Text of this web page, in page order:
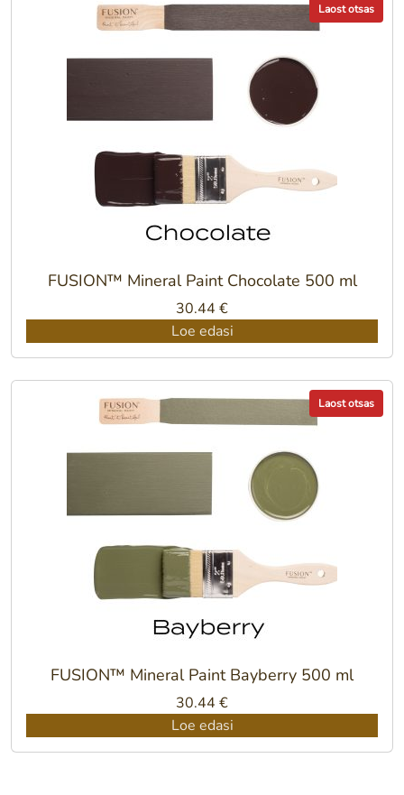
Laost otsas
FUSION™ Mineral Paint Chocolate 500 ml
30.44 €
Loe edasi
Laost otsas
FUSION™ Mineral Paint Bayberry 500 ml
30.44 €
Loe edasi